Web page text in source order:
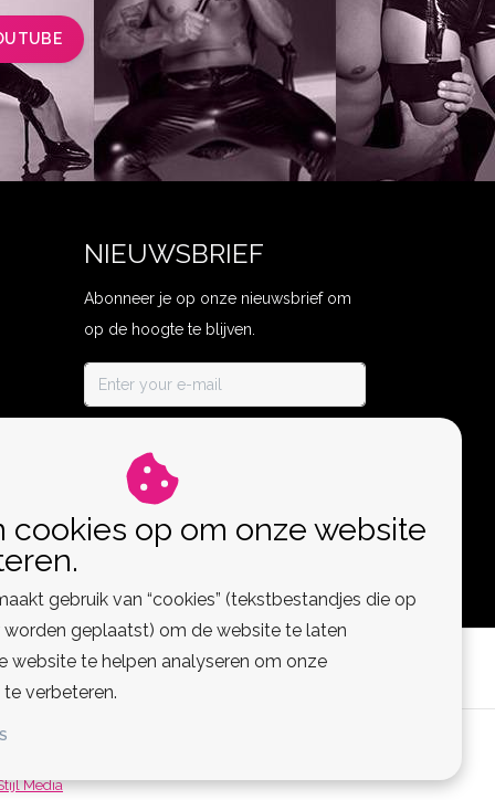
NIEUWSBRIEF
Abonneer je op onze nieuwsbrief om
op de hoogte te blijven.
Media
cookies op om onze website
gebruik van “cookies” (tekstbestandjes die op
geplaatst) om de website te laten
website te helpen analyseren om onze
verbeteren.